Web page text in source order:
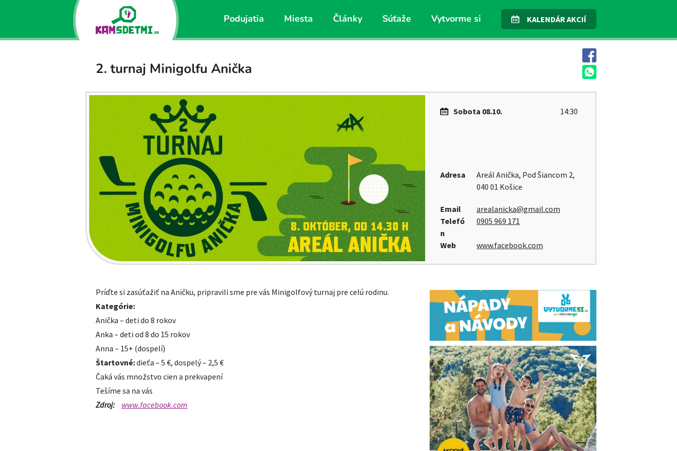
Podujatia Miesta Články Súťaže Vytvorme si KALENDÁR AKCIÍ
2. turnaj Minigolfu Anička
Sobota 08.10. 14:30
Adresa
Areál Anička, Pod Šiancom 2,
040 01 Košice
Email
arealanicka@gmail.com
Telefó
n
0905 969 171
Web www.facebook.com
Príďte si zasúťažiť na Aničku, pripravili sme pre vás Minigolfový turnaj pre celú rodinu.
Kategórie:
Anička – deti do 8 rokov
Anka – deti od 8 do 15 rokov
Anna – 15+ (dospelí)
Štartovné:dieťa – 5 €, dospelý – 2,5 €
Čaká vás množstvo cien a prekvapení
Tešíme sa na vás
Zdroj:
www.facebook.com